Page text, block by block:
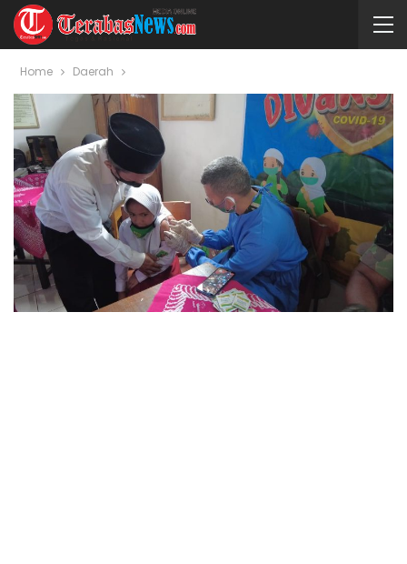
Home Daerah